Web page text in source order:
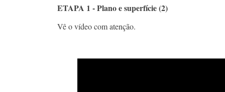
ETAPA 1 - Plano e superfície (2)
Vê o vídeo com atenção.